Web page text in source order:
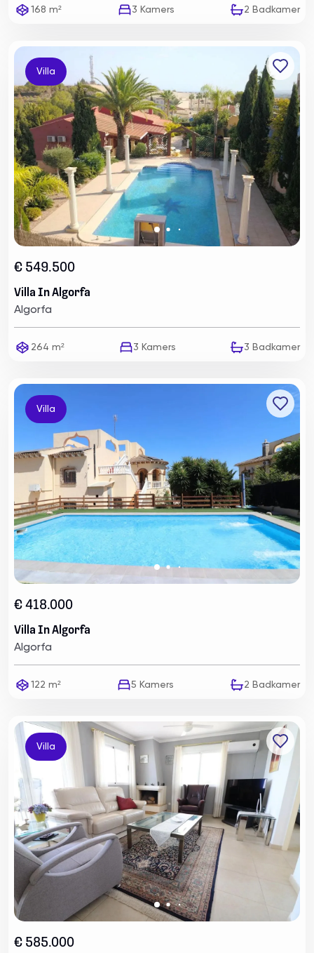
168 m² 3 Kamers 2 Badkamer
Villa
€ 549.500
Villa In Algorfa
Algorfa
264 m² 3 Kamers 3 Badkamer
Villa
€ 418.000
Villa In Algorfa
Algorfa
122 m² 5 Kamers 2 Badkamer
Villa
€ 585.000